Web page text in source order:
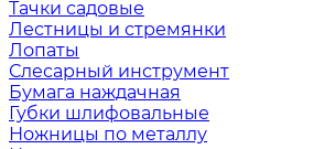
Тачки садовые
Лестницы и стремянки
Лопаты
Слесарный инструмент
Бумага наждачная
Губки шлифовальные
Ножницы по металлу